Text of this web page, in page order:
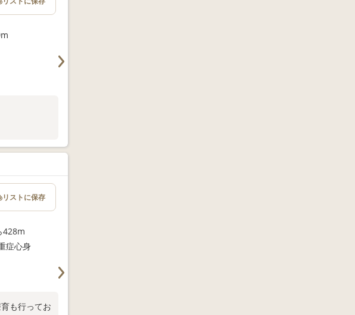
428m
症心身
も行ってお
リストに保存